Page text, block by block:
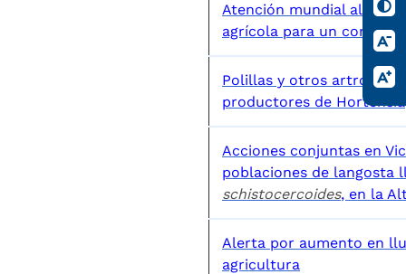
Atención mundial al uso
agrícola para un
Polillas y otros
productores de Hortensia
Acciones conjuntas en
poblaciones de langosta
schistocercoides, en la
Alerta por aumento en
agricultura